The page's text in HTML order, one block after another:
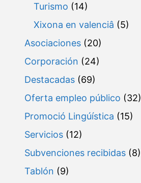
Turismo (14)
Xixona en valenciâ (5)
Asociaciones (20)
Corporación (24)
Destacadas (69)
Oferta empleo público (32)
Promoció Lingúística (15)
Servicios (12)
Subvenciones recibidas (8)
Tablón (9)